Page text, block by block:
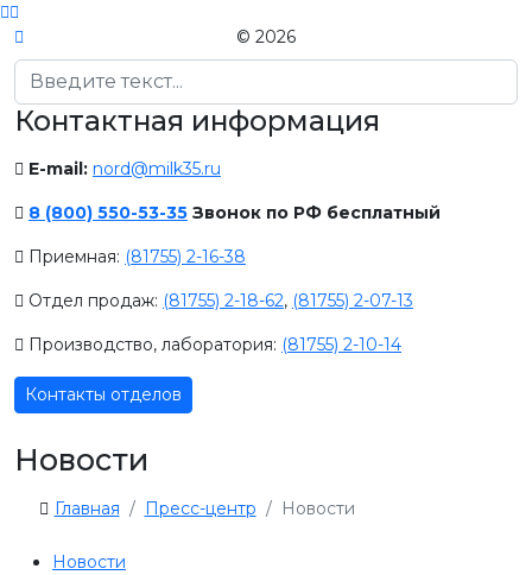
© 2026
Поиск
Контактная информация
E-mail: nord@milk35.ru
8 (800) 550-53-35 Звонок по РФ бесплатный
Приемная: (81755) 2-16-38
Отдел продаж: (81755) 2-18-62, (81755) 2-07-13
Производство, лаборатория: (81755) 2-10-14
Контакты отделов
Новости
Главная Пресс-центр Новости
Новости